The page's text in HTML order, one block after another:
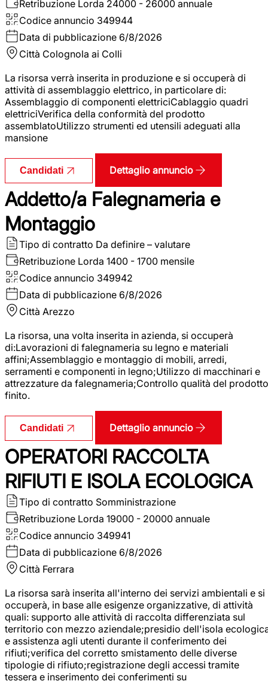
Retribuzione Lorda 24000 - 26000 annuale
Codice annuncio 349944
Data di pubblicazione 6/8/2026
Città Colognola ai Colli
La risorsa verrà inserita in produzione e si occuperà di
attività di assemblaggio elettrico, in particolare di:
Assemblaggio di componenti elettriciCablaggio quadri
elettriciVerifica della conformità del prodotto
assemblatoUtilizzo strumenti ed utensili adeguati alla
mansione
Candidati Dettaglio annuncio
Addetto/a Falegnameria e
Montaggio
Tipo di contratto Da definire – valutare
Retribuzione Lorda 1400 - 1700 mensile
Codice annuncio 349942
Data di pubblicazione 6/8/2026
Città Arezzo
La risorsa, una volta inserita in azienda, si occuperà
di:Lavorazioni di falegnameria su legno e materiali
affini;Assemblaggio e montaggio di mobili, arredi,
serramenti e componenti in legno;Utilizzo di macchinari e
attrezzature da falegnameria;Controllo qualità del prodotto
finito.
Candidati Dettaglio annuncio
OPERATORI RACCOLTA
RIFIUTI E ISOLA ECOLOGICA
Tipo di contratto Somministrazione
Retribuzione Lorda 19000 - 20000 annuale
Codice annuncio 349941
Data di pubblicazione 6/8/2026
Città Ferrara
La risorsa sarà inserita all'interno dei servizi ambientali e si
occuperà, in base alle esigenze organizzative, di attività
quali: supporto alle attività di raccolta differenziata sul
territorio con mezzo aziendale;presidio dell'isola
e assistenza agli utenti durante il conferimento dei
rifiuti;verifica del corretto smistamento delle diverse
tipologie di rifiuto;registrazione degli accessi tramite
tessera e inserimento dei conferimenti su